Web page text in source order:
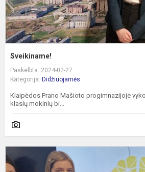
Sveikiname!
Paskelbta: 2024-02-27
Kategorija: Didžiuojamės
Klaipėdos Prano Mašioto progimnazijoje
klasių mokinių bi...